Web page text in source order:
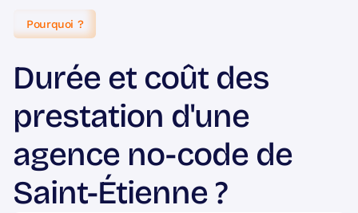
Pourquoi ?
Durée et coût des
prestation d'une
agence no-code de
Saint-Étienne ?